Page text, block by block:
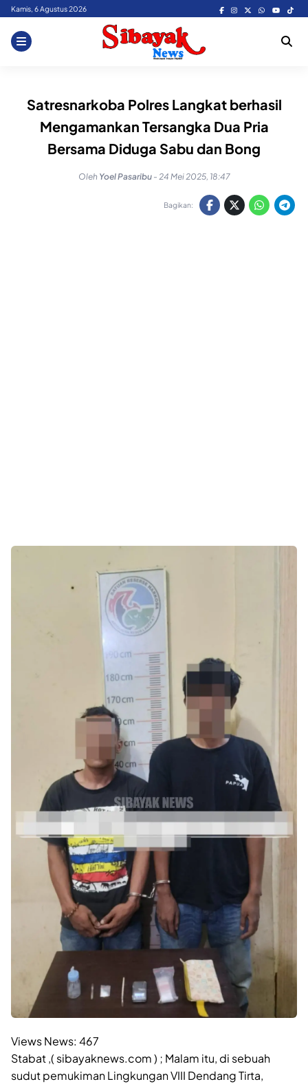
Skip
content
Kamis, 6 Agustus 2026
Satresnarkoba Polres Langkat berhasil
Mengamankan Tersangka Dua Pria
Bersama Diduga Sabu dan Bong
Oleh Yoel Pasaribu - 24 Mei 2025, 18:47
Bagikan:
Views News: 467
Stabat ,( sibayaknews.com ) ; Malam itu, di sebuah
sudut pemukiman Lingkungan VIII Dendang Tirta,